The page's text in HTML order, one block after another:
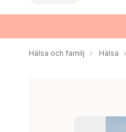
Hälsa och familj Hälsa